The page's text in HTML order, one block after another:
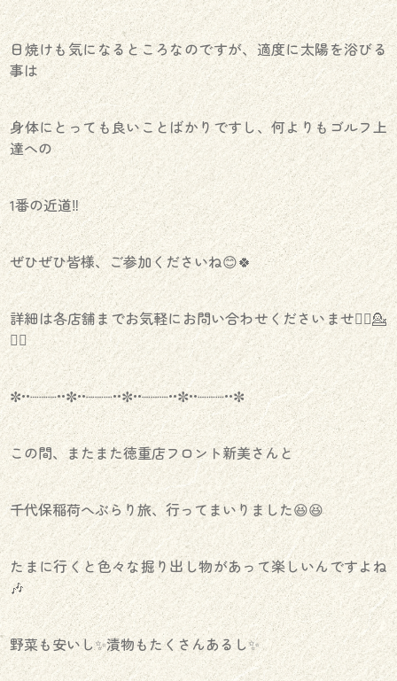
日焼けも気になるところなのですが、適度に太陽を浴びる
事は
身体にとっても良いことばかりですし、何よりもゴルフ上
達への
1番の近道‼️
ぜひぜひ皆様、ご参加くださいね😊🍀
詳細は各店舗までお気軽にお問い合わせくださいませ💁‍♀️💁
💁‍♂️
✼••┈┈┈••✼••┈┈┈••✼••┈┈┈••✼••┈┈┈••✼
この間、またまた徳重店フロント新美さんと
千代保稲荷へぶらり旅、行ってまいりました😆😆
たまに行くと色々な掘り出し物があって楽しいんですよね
🎶
野菜も安いし✨️漬物もたくさんあるし✨️